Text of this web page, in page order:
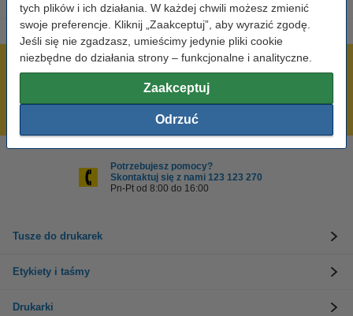
tych plików i ich działania. W każdej chwili możesz zmienić
swoje preferencje. Kliknij „Zaakceptuj”, aby wyrazić zgodę.
Jeśli się nie zgadzasz, umieścimy jedynie pliki cookie
niezbędne do działania strony – funkcjonalne i analityczne.
Zaakceptuj
Odrzuć
600 tysięcy zadowolonych klientów
Potrzebujesz pomocy?
Skontaktuj się z nami 123 123 270
Pn-Pt od 8:00 do 16:00
Tusze do drukarek
Etykiety i taśmy
Drukarki